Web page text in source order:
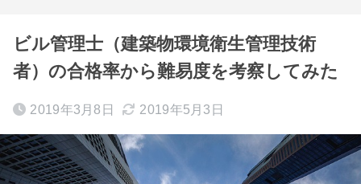
ビル管理士（建築物環境衛生管理技術
者）の合格率から難易度を考察してみた
2019年3月8日 2019年5月3日